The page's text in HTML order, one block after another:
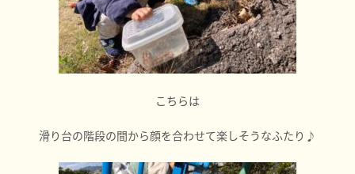
こちらは
滑り台の階段の間から顔を合わせて楽しそうなふたり♪